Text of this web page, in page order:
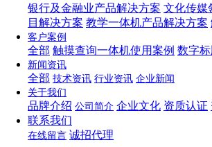
银行及金融业产品解决方案 文化传媒
目解决方案 教学一体机产品解决方案
客户案例
全部 触摸查询一体机使用案例 数字
新闻资讯
全部 技术资讯 行业资讯 企业新闻
关于我们
品牌介绍 公司简介 企业文化 资质认证
联系我们
在线留言 诚招代理